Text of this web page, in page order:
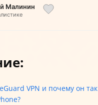
Малинин
VPN и почему он так